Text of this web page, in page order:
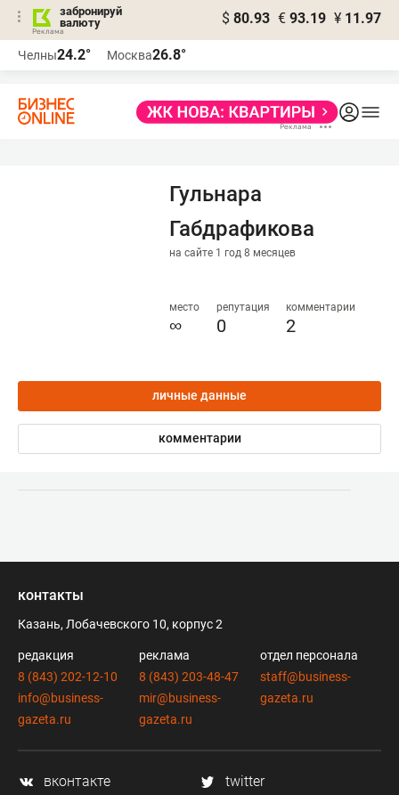
забронируй
валюту
$ 80.93 € 93.19 ¥ 11.97
Челны24.2° Москва26.8°
Гульнара
Габдрафикова
на сайте 1 год 8 месяцев
место
∞
репутация
0
комментарии
2
личные данные
комментарии
контакты
Казань, Лобачевского 10, корпус 2
редакция
8 (843) 202-12-10
info@business-
gazeta.ru
реклама
8 (843) 203-48-47
mir@business-
gazeta.ru
отдел персонала
staff@business-
gazeta.ru
вконтакте
twitter